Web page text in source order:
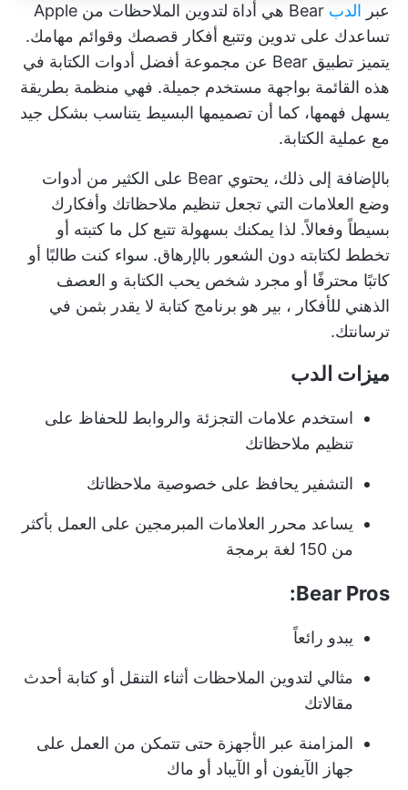
عبر الدب
Bear هي أداة لتدوين الملاحظات من Apple
تساعدك على تدوين وتتبع أفكار قصصك وقوائم مهامك.
يتميز تطبيق Bear عن مجموعة أفضل أدوات الكتابة في
هذه القائمة بواجهة مستخدم جميلة. فهي منظمة بطريقة
يسهل فهمها، كما أن تصميمها البسيط يتناسب بشكل جيد
مع عملية الكتابة.
بالإضافة إلى ذلك، يحتوي Bear على الكثير من أدوات
وضع العلامات التي تجعل تنظيم ملاحظاتك وأفكارك
بسيطاً وفعالاً. لذا يمكنك بسهولة تتبع كل ما كتبته أو
تخطط لكتابته دون الشعور بالإرهاق. سواء كنت طالبًا أو
كاتبًا محترفًا أو مجرد شخص يحب الكتابة و العصف
الذهني للأفكار ، بير هو برنامج كتابة لا يقدر بثمن في
ترسانتك.
ميزات الدب
استخدم علامات التجزئة والروابط للحفاظ على
تنظيم ملاحظاتك
التشفير يحافظ على خصوصية ملاحظاتك
يساعد محرر العلامات المبرمجين على العمل بأكثر
من 150 لغة برمجة
Bear Pros:
يبدو رائعاً
مثالي لتدوين الملاحظات أثناء التنقل أو كتابة أحدث
مقالاتك
المزامنة عبر الأجهزة حتى تتمكن من العمل على
جهاز الآيفون أو الآيباد أو ماك